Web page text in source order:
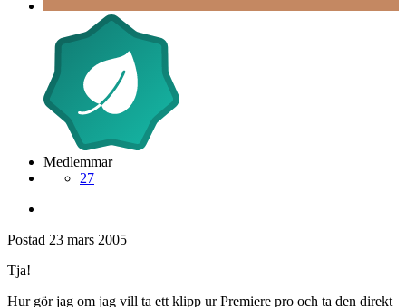
Medlemmar
27
Postad 23 mars 2005
Tja!
Hur gör jag om jag vill ta ett klipp ur Premiere pro och ta den direkt